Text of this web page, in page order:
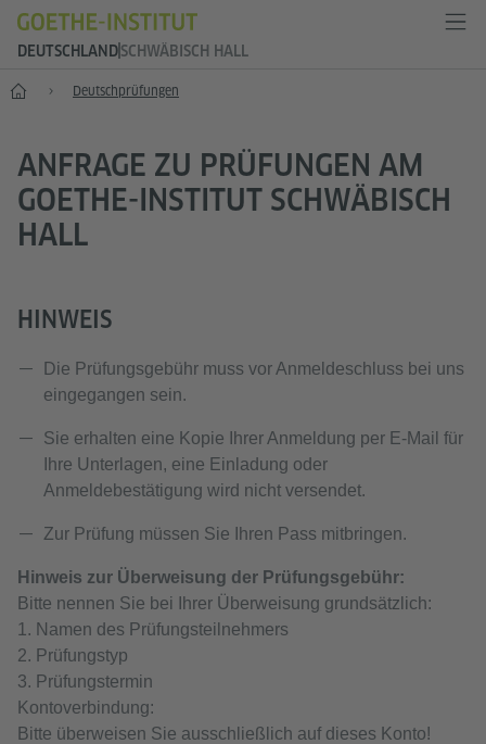
DEUTSCHLANDSCHWÄBISCH HALL
-- Deutsch­prüfungen
ANFRAGE ZU PRÜFUNGEN AM
GOETHE-INSTITUT SCHWÄBISCH
HALL
​HINWEIS
Die Prüfungsgebühr muss vor Anmeldeschluss bei uns
eingegangen sein.
Sie erhalten eine Kopie Ihrer Anmeldung per E-Mail für
Ihre Unterlagen, eine Einladung oder
Anmeldebestätigung wird nicht versendet.
Zur Prüfung müssen Sie Ihren Pass mitbringen.
Hinweis zur Überweisung der Prüfungsgebühr:
Bitte nennen Sie bei Ihrer Überweisung grundsätzlich:
1. Namen des Prüfungsteilnehmers
2. Prüfungstyp
3. Prüfungstermin
Kontoverbindung:
Bitte überweisen Sie ausschließlich auf dieses Konto!